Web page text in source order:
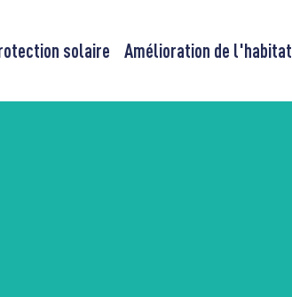
solaire Amélioration de l'habitat